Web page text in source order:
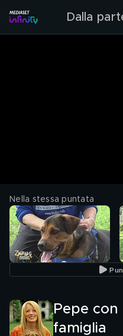
Dalla
Nella stessa puntata
Zeus
Pepe con
famiglia